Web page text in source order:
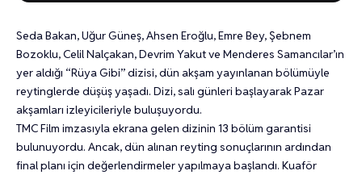
Seda Bakan, Uğur Güneş, Ahsen Eroğlu, Emre Bey, Şebnem
Bozoklu, Celil Nalçakan, Devrim Yakut ve Menderes Samancılar’ın
yer aldığı “Rüya Gibi” dizisi, dün akşam yayınlanan bölümüyle
reytinglerde düşüş yaşadı. Dizi, salı günleri başlayarak Pazar
akşamları izleyicileriyle buluşuyordu.
TMC Film imzasıyla ekrana gelen dizinin 13 bölüm garantisi
bulunuyordu. Ancak, dün alınan reyting sonuçlarının ardından
final planı için değerlendirmeler yapılmaya başlandı. Kuaför